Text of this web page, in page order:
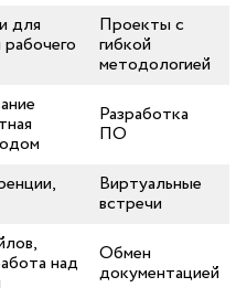
для
рабочего
Проекты с
гибкой
методологией
Разработка
ПО
Виртуальные
встречи
над Обмен
документацией